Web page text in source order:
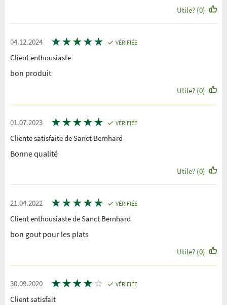
Utile? (0)
04.12.2024 ★★★★★ VÉRIFIÉE
Client enthousiaste
bon produit
Utile? (0)
01.07.2023 ★★★★★ VÉRIFIÉE
Cliente satisfaite de Sanct Bernhard
Bonne qualité
Utile? (0)
21.04.2022 ★★★★★ VÉRIFIÉE
Client enthousiaste de Sanct Bernhard
bon gout pour les plats
Utile? (0)
30.09.2020 ★★★★ ☆ VÉRIFIÉE
Client satisfait